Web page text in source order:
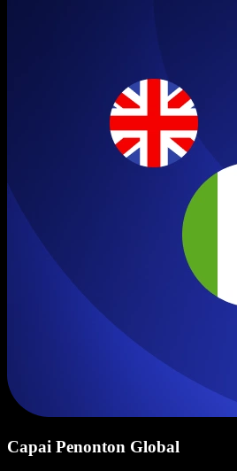
Capai Penonton Global